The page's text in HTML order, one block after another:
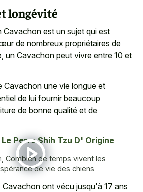
longévité
Cavachon est un sujet qui est
de nombreux propriétaires de
un Cavachon peut vivre entre 10 et
Cavachon une vie longue et
de lui fournir beaucoup
de bonne qualité et de
Le Perro Shih Tzu D' Origine
, Combien de temps vivent les
de vie des chiens
ont vécu jusqu'à 17 ans